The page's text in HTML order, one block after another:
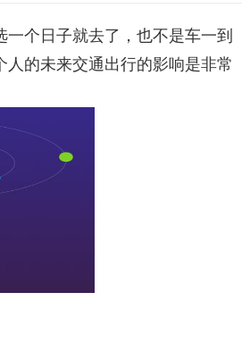
个日子就去了，也不是车一到
的未来交通出行的影响是非常